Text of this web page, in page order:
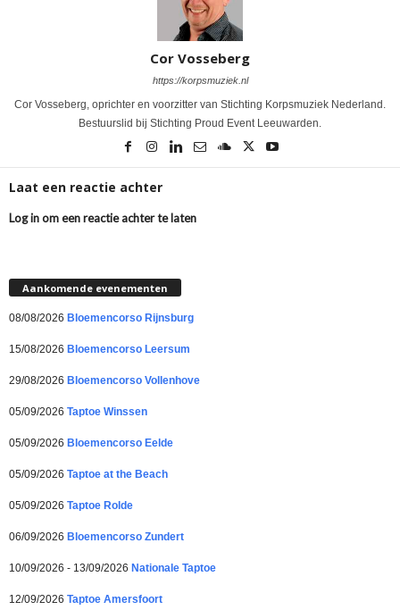
Cor Vosseberg
https://korpsmuziek.nl
Cor Vosseberg, oprichter en voorzitter van Stichting Korpsmuziek Nederland.
Bestuurslid bij Stichting Proud Event Leeuwarden.
Laat een reactie achter
Log in om een reactie achter te laten
Aankomende evenementen
08/08/2026 Bloemencorso Rijnsburg
15/08/2026 Bloemencorso Leersum
29/08/2026 Bloemencorso Vollenhove
05/09/2026 Taptoe Winssen
05/09/2026 Bloemencorso Eelde
05/09/2026 Taptoe at the Beach
05/09/2026 Taptoe Rolde
06/09/2026 Bloemencorso Zundert
10/09/2026 - 13/09/2026 Nationale Taptoe
12/09/2026 Taptoe Amersfoort